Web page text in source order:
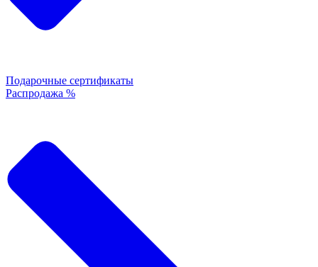
Подарочные сертификаты
Распродажа %